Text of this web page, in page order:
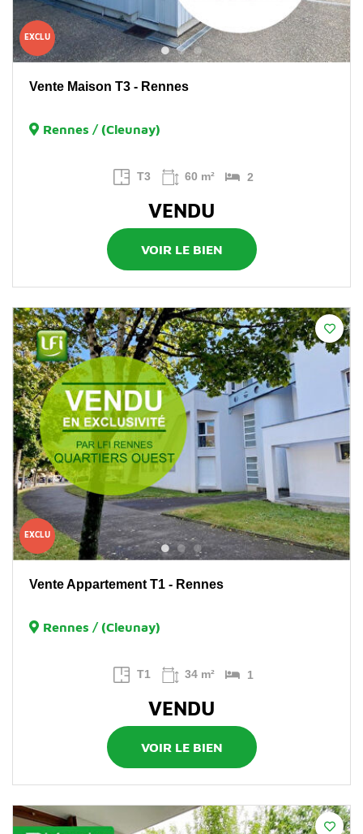
EXCLU
Vente Maison T3 - Rennes
Rennes / (Cleunay)
T3 60 m² 2
VENDU
VOIR LE BIEN
EXCLU
Vente Appartement T1 - Rennes
Rennes / (Cleunay)
T1 34 m² 1
VENDU
VOIR LE BIEN